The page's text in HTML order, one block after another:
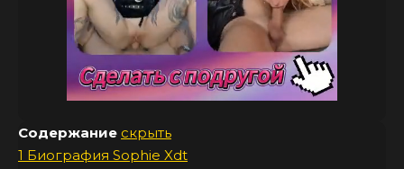
Содержание скрыть
1 Биография Sophie Xdt